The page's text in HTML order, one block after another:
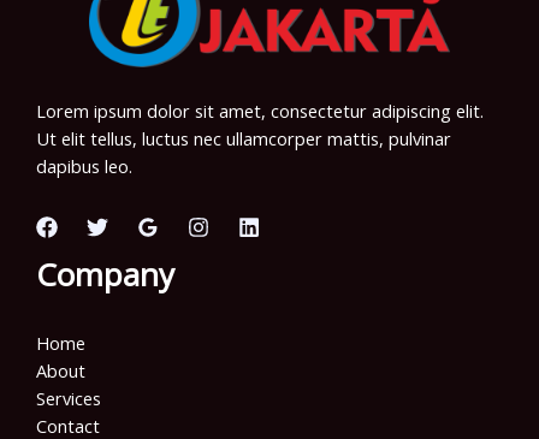
Lorem ipsum dolor sit amet, consectetur adipiscing elit.
Ut elit tellus, luctus nec ullamcorper mattis, pulvinar
dapibus leo.
Company
Home
About
Services
Contact